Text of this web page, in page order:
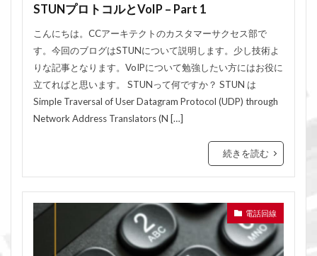
STUNプロトコルとVoIP – Part 1
こんにちは。CCアーキテクトのカスタマーサクセス部で
す。今回のブログはSTUNについて説明します。少し技術よ
りな記事となります。VoIPについて勉強したい方にはお役に
立てればと思います。 STUNって何ですか？ STUN は
Simple Traversal of User Datagram Protocol (UDP) through
Network Address Translators (N […]
続きを読む
電話回線